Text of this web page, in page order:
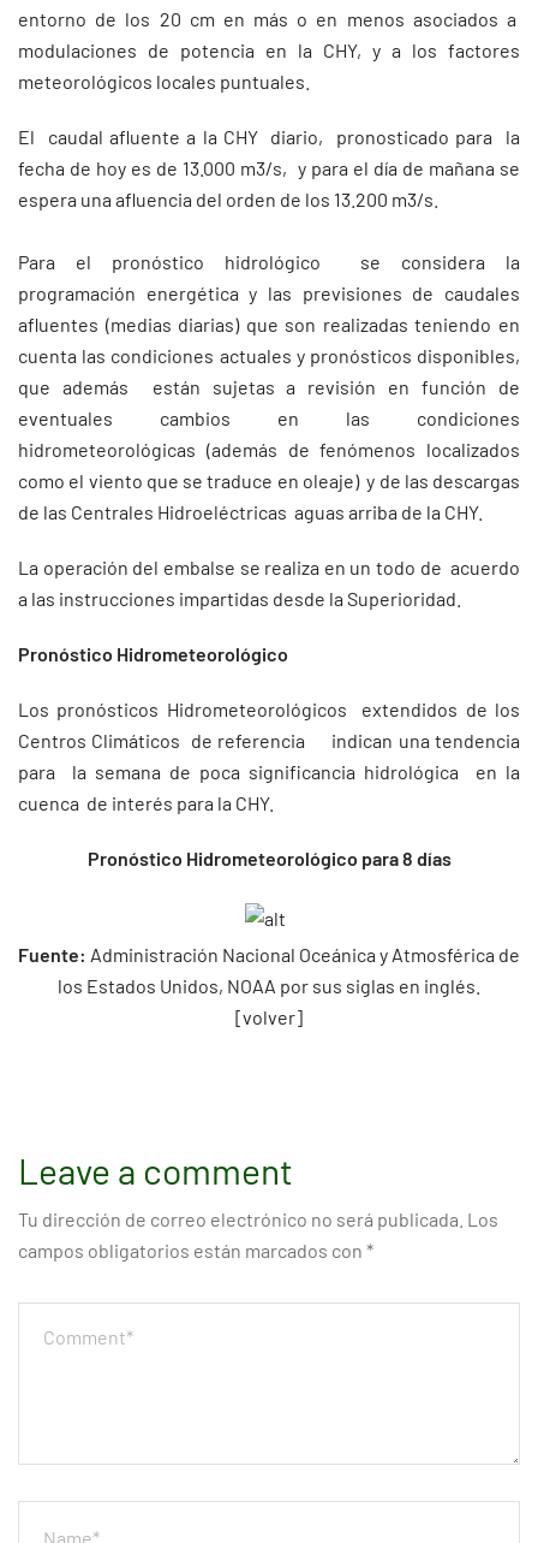
entorno de los 20 cm en más o en menos asociados a
modulaciones de potencia en la CHY, y a los factores
meteorológicos locales puntuales.
El caudal afluente a la CHY diario, pronosticado para la
fecha de hoy es de 13.000 m3/s, y para el día de mañana se
espera una afluencia del orden de los 13.200 m3/s.
Para el pronóstico hidrológico se considera la
programación energética y las previsiones de caudales
afluentes (medias diarias) que son realizadas teniendo en
cuenta las condiciones actuales y pronósticos disponibles,
que además están sujetas a revisión en función de
eventuales cambios en las condiciones
hidrometeorológicas (además de fenómenos localizados
como el viento que se traduce en oleaje) y de las descargas
de las Centrales Hidroeléctricas aguas arriba de la CHY.
La operación del embalse se realiza en un todo de acuerdo
a las instrucciones impartidas desde la Superioridad.
Pronóstico Hidrometeorológico
Los pronósticos Hidrometeorológicos extendidos de los
Centros Climáticos de referencia indican una tendencia
para la semana de poca significancia hidrológica en la
cuenca de interés para la CHY.
Pronóstico Hidrometeorológico para 8 días
Fuente: Administración Nacional Oceánica y Atmosférica de
los Estados Unidos, NOAA por sus siglas en inglés.
[volver]
Leave a comment
Tu dirección de correo electrónico no será publicada. Los
campos obligatorios están marcados con *